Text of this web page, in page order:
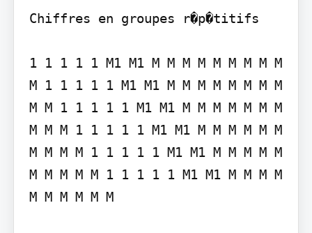
Chiffres en groupes r�p�titifs
1 1 1 1 1 M1 M1 M M M M M M M M M
M 1 1 1 1 1 M1 M1 M M M M M M M M
M M 1 1 1 1 1 M1 M1 M M M M M M M
M M M 1 1 1 1 1 M1 M1 M M M M M M
M M M M 1 1 1 1 1 M1 M1 M M M M M
M M M M M 1 1 1 1 1 M1 M1 M M M M
M M M M M M